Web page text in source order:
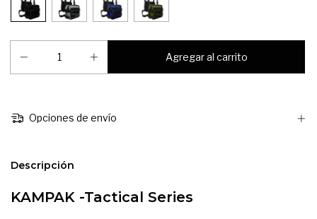
Opciones de envío
Descripción
KAMPAK -Tactical Series